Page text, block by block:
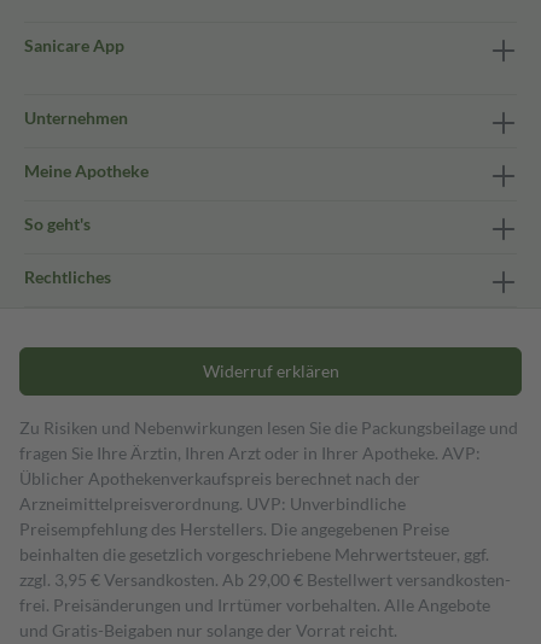
Sanicare App
Unternehmen
Meine Apotheke
So geht's
Rechtliches
Widerruf erklären
Zu Risiken und Nebenwirkungen lesen Sie die Packungsbeilage und
fragen Sie Ihre Ärztin, Ihren Arzt oder in Ihrer Apotheke. AVP:
Üblicher Apothekenverkaufspreis berechnet nach der
Arzneimittelpreisverordnung. UVP: Unverbindliche
Preisempfehlung des Herstellers. Die angegebenen Preise
beinhalten die gesetzlich vorgeschriebene Mehrwertsteuer, ggf.
zzgl. 3,95 € Versandkosten. Ab 29,00 € Bestell­wert versand­kosten­
frei. Preisänderungen und Irrtümer vorbehalten. Alle Angebote
und Gratis-Beigaben nur solange der Vorrat reicht.